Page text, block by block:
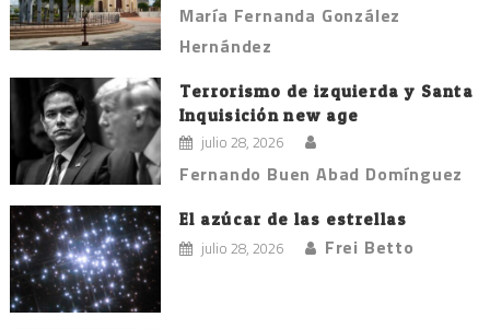
María Fernanda González
Hernández
Terrorismo de izquierda y Santa
Inquisición new age
julio 28, 2026
Fernando Buen Abad Domínguez
El azúcar de las estrellas
julio 28, 2026 Frei Betto